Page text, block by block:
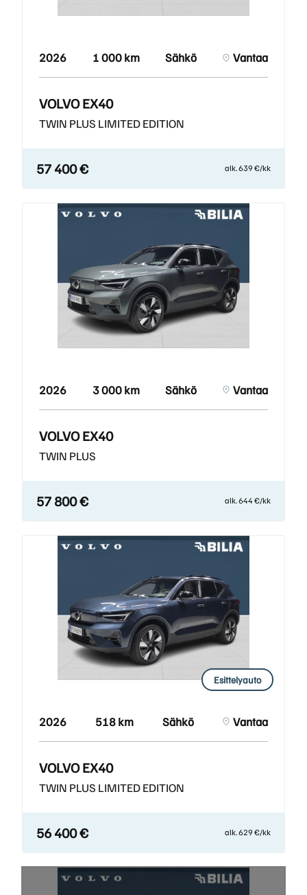
2026 1 000 km Sähkö Vantaa
VOLVO EX40
TWIN PLUS LIMITED EDITION
57 400 € alk. 639 €/kk
2026 3 000 km Sähkö Vantaa
VOLVO EX40
TWIN PLUS
57 800 € alk. 644 €/kk
Esittelyauto
2026 518 km Sähkö Vantaa
VOLVO EX40
TWIN PLUS LIMITED EDITION
56 400 € alk. 629 €/kk